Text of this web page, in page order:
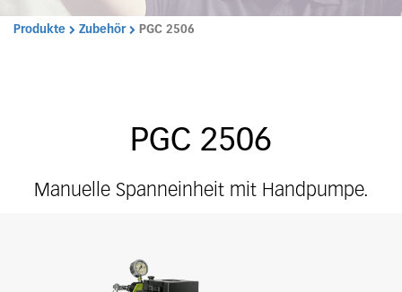
Produkte Zubehör PGC 2506
PGC 2506
Manuelle Spanneinheit mit Handpumpe.